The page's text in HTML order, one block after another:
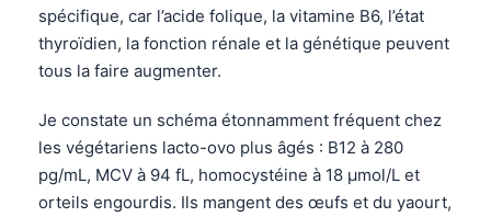
spécifique, car l’acide folique, la vitamine B6, l’état
thyroïdien, la fonction rénale et la génétique peuvent
tous la faire augmenter.
Je constate un schéma étonnamment fréquent chez
les végétariens lacto-ovo plus âgés : B12 à 280
pg/mL, MCV à 94 fL, homocystéine à 18 µmol/L et
orteils engourdis. Ils mangent des œufs et du yaourt,